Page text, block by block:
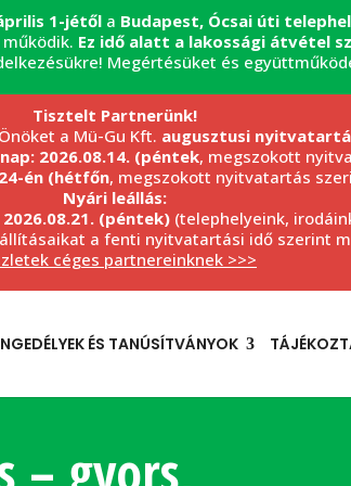
1-jétől a Budapest, Ócsai úti
Ez idő alatt a lakossági átvétel
Megértésüket és
Tisztelt Partnerünk!
a Mü-Gu Kft. augusztusi
2026.08.14. (péntek, megszokott
én (hétfőn, megszokott nyitvatartás
Nyári leállás:
(péntek)(telephelyeink,
a fenti nyitvatartási idő szerint
céges partnereinknek >>>
ÉS TANÚSÍTVÁNYOK